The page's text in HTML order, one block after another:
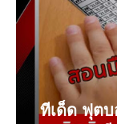
ทีเด็ด ฟุต